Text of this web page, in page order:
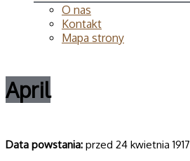
O nas
Kontakt
Mapa strony
April
Data powsta­nia: przed 24 kwietnia 1917